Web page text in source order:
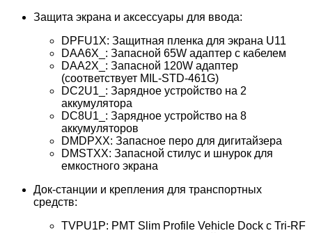
Защита экрана и аксессуары для ввода:
DPFU1X: Защитная пленка для экрана U11
DAA6X_: Запасной 65W адаптер с кабелем
DAA2X_: Запасной 120W адаптер
(соответствует MIL-STD-461G)
DC2U1_: Зарядное устройство на 2
аккумулятора
DC8U1_: Зарядное устройство на 8
аккумуляторов
DMDPXX: Запасное перо для дигитайзера
DMSTXX: Запасной стилус и шнурок для
емкостного экрана
Док-станции и крепления для транспортных
средств:
TVPU1P: PMT Slim Profile Vehicle Dock с Tri-RF